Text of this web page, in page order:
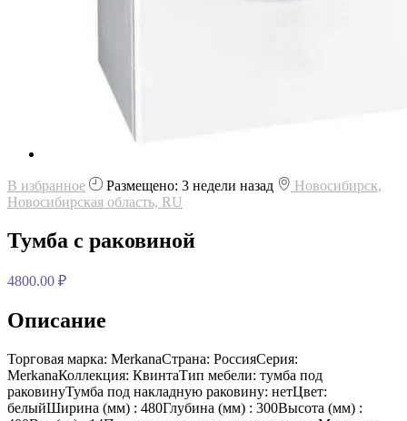
В избранное Размещено: 3 недели назад
Новосибирск,
Новосибирская область, RU
Тумба с раковиной
4800.00 ₽
Описание
Торговая марка: MerkanaСтрана: РоссияСерия:
MerkanaКоллекция: КвинтаТип мебели: тумба под
раковинуТумба под накладную раковину: нетЦвет:
белыйШирина (мм) : 480Глубина (мм) : 300Высота (мм) :